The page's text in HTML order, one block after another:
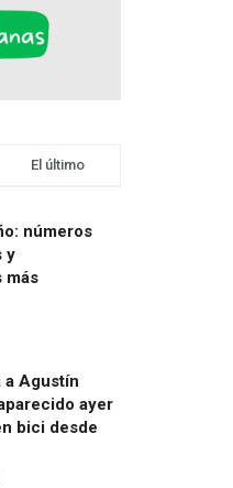
El último
números
y
más
a Agustín
ayer
bici desde